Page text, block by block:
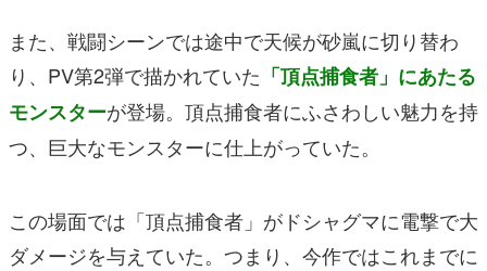
また、戦闘シーンでは途中で天候が砂嵐に切り替わ
り、PV第2弾で描かれていた 「頂点捕食者」にあたる
モンスターが登場。頂点捕食者にふさわしい魅力を持
つ、巨大なモンスターに仕上がっていた。
この場面では「頂点捕食者」がドシャグマに電撃で大
ダメージを与えていた。つまり、今作ではこれまでに